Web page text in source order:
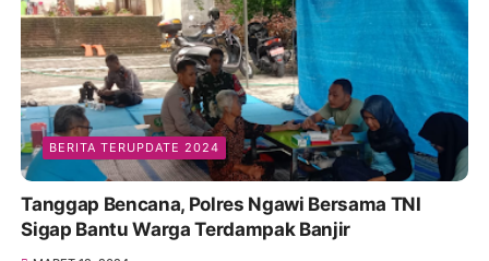
BERITA TERUPDATE 2024
Tanggap Bencana, Polres Ngawi Bersama TNI
Sigap Bantu Warga Terdampak Banjir